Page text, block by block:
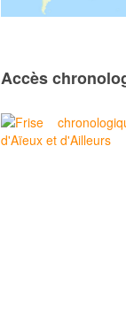
Accès